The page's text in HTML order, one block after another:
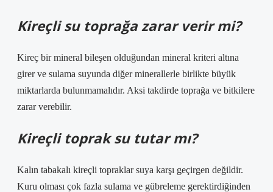
Kireçli su toprağa zarar verir mi?
Kireç bir mineral bileşen olduğundan mineral kriteri altına
girer ve sulama suyunda diğer minerallerle birlikte büyük
miktarlarda bulunmamalıdır. Aksi takdirde toprağa ve bitkilere
zarar verebilir.
Kireçli toprak su tutar mı?
Kalın tabakalı kireçli topraklar suya karşı geçirgen değildir.
Kuru olması çok fazla sulama ve gübreleme gerektirdiğinden